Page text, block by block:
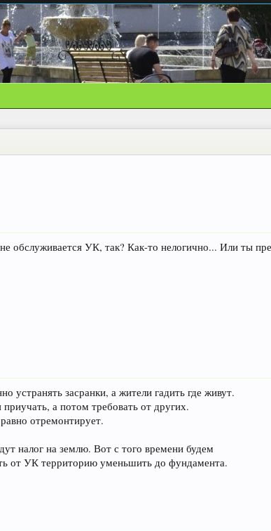
обслуживается УК, так? Как-то нелогично... Или ты
устранять засранки, а жители гадить где живут.
а потом требовать от других.
отремонтирует.
налог на землю. Вот с того времени будем
от УК территорию уменьшить до фундамента.